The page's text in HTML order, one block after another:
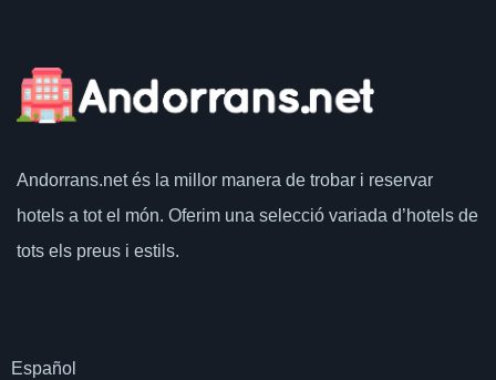
Andorrans.netés la millor manera de trobar i reservar
hotels a tot el món. Oferim una selecció variada d’hotels de
tots els preus i estils.
Español